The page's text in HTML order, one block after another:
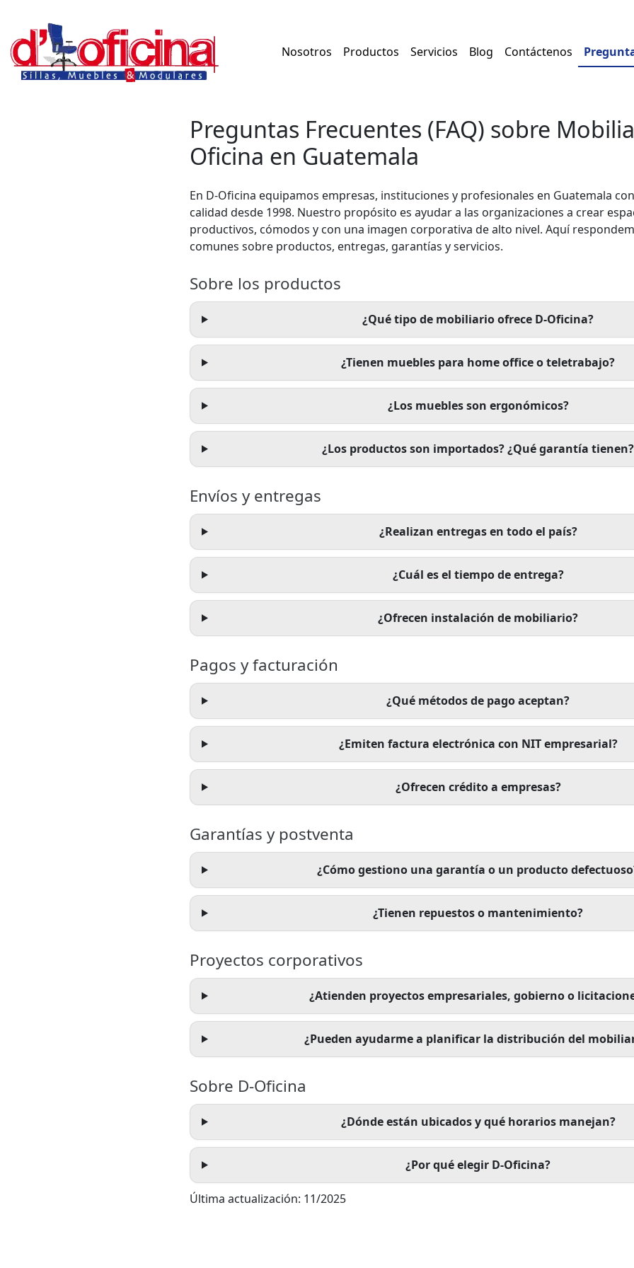
content
Nosotros Productos Servicios Blog Contáctenos
Preguntas Frecuentes (FAQ) sobre
Oficina en Guatemala
En D-Oficina equipamos empresas, instituciones y profesionales en Guatemala
calidad desde 1998. Nuestro propósito es ayudar a las organizaciones a crear
productivos, cómodos y con una imagen corporativa de alto nivel. Aquí
comunes sobre productos, entregas, garantías y servicios.
Sobre los productos
¿Qué tipo de mobiliario ofrece D-Oficina?
¿Tienen muebles para home office o teletrabajo?
¿Los muebles son ergonómicos?
¿Los productos son importados? ¿Qué garantía tienen?
Envíos y entregas
¿Realizan entregas en todo el país?
¿Cuál es el tiempo de entrega?
¿Ofrecen instalación de mobiliario?
Pagos y facturación
¿Qué métodos de pago aceptan?
¿Emiten factura electrónica con NIT empresarial?
¿Ofrecen crédito a empresas?
Garantías y postventa
¿Cómo gestiono una garantía o un producto
¿Tienen repuestos o mantenimiento?
Proyectos corporativos
¿Atienden proyectos empresariales, gobierno o
¿Pueden ayudarme a planificar la distribución del
Sobre D-Oficina
¿Dónde están ubicados y qué horarios manejan?
¿Por qué elegir D-Oficina?
Última actualización: 11/2025